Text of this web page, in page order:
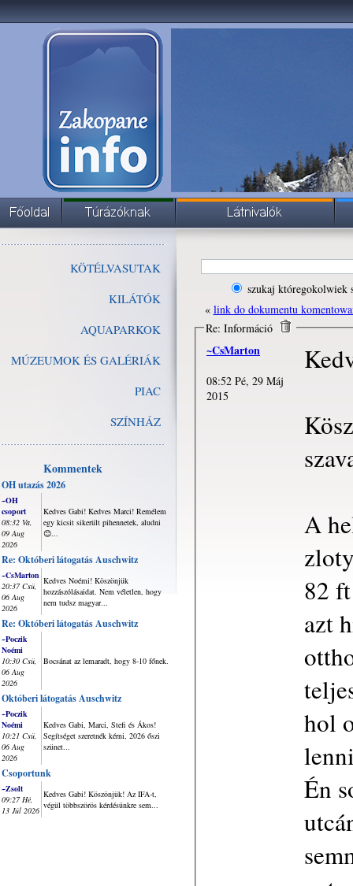
KÖTÉLVASUTAK
KILÁTÓK
AQUAPARKOK
MÚZEUMOK ÉS GALÉRIÁK
PIAC
SZÍNHÁZ
Kommentek
OH utazás 2026
~OH
csoport
08:32 Va,
09 Aug
2026
Kedves Gabi! Kedves Marci! Remélem
egy kicsit sikerült pihennetek, aludni
😊...
Re: Októberi látogatás Auschwitz
~CsMarton
20:37 Csü,
06 Aug
2026
Kedves Noémi! Köszönjük
hozzászólásaidat. Nem véletlen, hogy
nem tudsz magyar...
Re: Októberi látogatás Auschwitz
~Poczik
Noémi
10:30 Csü,
06 Aug
2026
Bocsánat az lemaradt, hogy 8-10 főnek.
Októberi látogatás Auschwitz
~Poczik
Noémi
10:21 Csü,
06 Aug
2026
Kedves Gabi, Marci, Stefi és Ákos!
Segítséget szeretnék kérni, 2026 őszi
szünet...
Csoportunk
~Zsolt
09:27 Hé,
13 Júl 2026
Kedves Gabi! Köszönjük! Az IFA-t,
végül többszörös kérdésünkre sem...
szukaj któregokolwiek
« link do dokumentu
Re: Információ
~CsMarton
08:52 Pé, 29 Máj
2015
A
82
azt
hol
Én